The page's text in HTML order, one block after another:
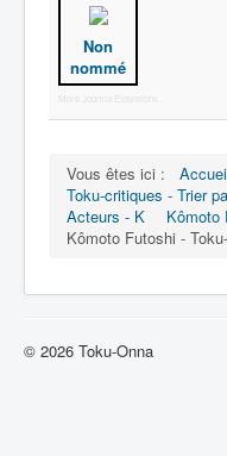
Acteur
Équipe
Personnage
Équipement
Mecha
Lieu
Non
nommé
More Joomla Extensions
Vous êtes ici :
Toku-critiques - Trier
Acteurs - K
Kômoto
Kômoto Futoshi -
© 2026 Toku-Onna